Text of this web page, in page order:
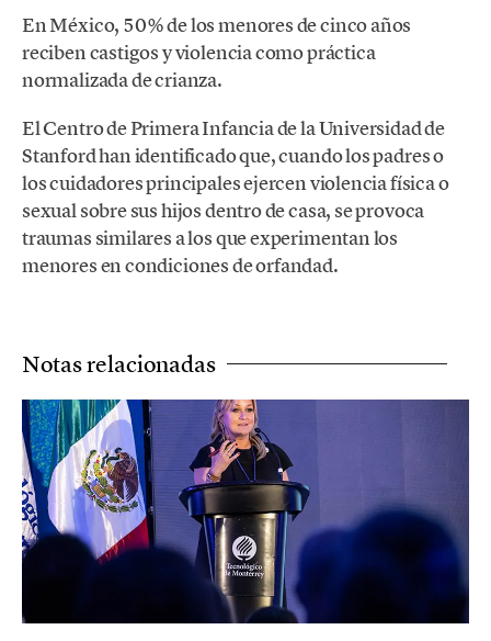
En México, 50% de los menores de cinco años
reciben castigos y violencia como práctica
normalizada de crianza.
El Centro de Primera Infancia de la Universidad de
Stanford han identificado que, cuando los padres o
los cuidadores principales ejercen violencia física o
sexual sobre sus hijos dentro de casa, se provoca
traumas similares a los que experimentan los
menores en condiciones de orfandad.
Notas relacionadas